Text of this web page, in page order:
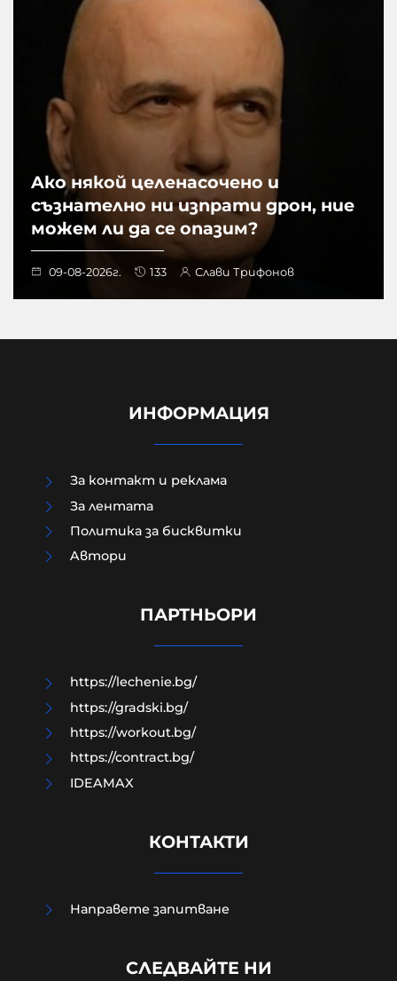
Aко някой целенасочено и
съзнателно ни изпрати дрон, ние
можем ли да се опазим?
09-08-2026г. 133 Слави Трифонов
Преди убийството на Младежкия
"наркоман", за да го накажат
Руското МВнР: Реториката на
сдържана и рационална с новото
ИНФОРМАЦИЯ
За контакт и реклама
За лентата
Политика за бисквитки
Aвтори
ПАРТНЬОРИ
https://lechenie.bg/
https://gradski.bg/
https://workout.bg/
https://contract.bg/
IDEAMAX
КОНТАКТИ
Направете запитване
СЛЕДВАЙТЕ НИ